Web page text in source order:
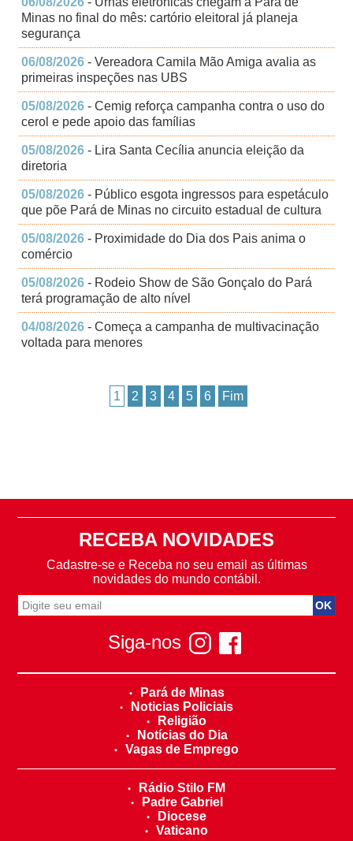
Minas no final do mês: cartório eleitoral já planeja
segurança
06/08/2026 - Vereadora Camila Mão Amiga avalia as
primeiras inspeções nas UBS
05/08/2026 - Cemig reforça campanha contra o uso do
cerol e pede apoio das famílias
05/08/2026 - Lira Santa Cecília anuncia eleição da
diretoria
05/08/2026 - Público esgota ingressos para espetáculo
que põe Pará de Minas no circuito estadual de cultura
05/08/2026 - Proximidade do Dia dos Pais anima o
comércio
05/08/2026 - Rodeio Show de São Gonçalo do Pará
terá programação de alto nível
04/08/2026 - Começa a campanha de multivacinação
voltada para menores
1 2 3 4 5 6 Fim
RECEBA NOVIDADES
Cadastre-se e Receba no seu email as últimas
novidades do mundo contábil.
Siga-nos
Pará de Minas
Noticias Policiais
Religião
Notícias do Dia
Vagas de Emprego
Rádio Stilo FM
Padre Gabriel
Diocese
Vaticano